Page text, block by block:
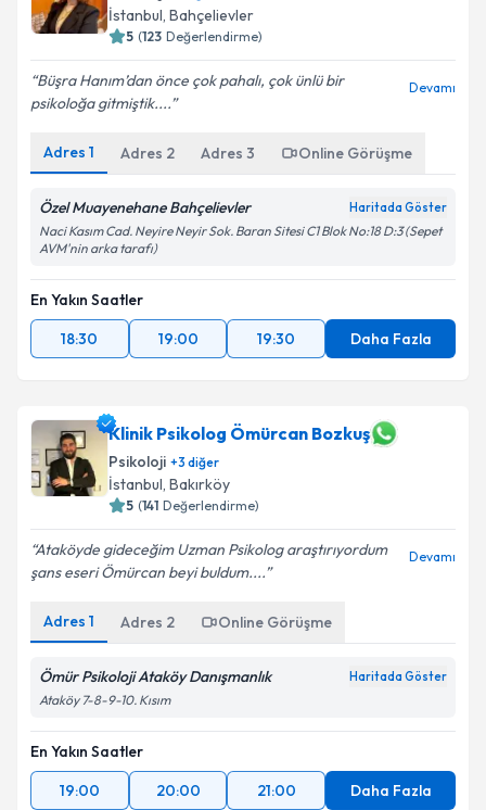
İstanbul, Bahçelievler
5 (123 Değerlendirme)
Büşra Hanım’dan önce çok pahalı, çok ünlü bir
psikoloğa gitmiştik....
Devamı
Adres 1 Adres 2 Adres 3 Online Görüşme
Özel Muayenehane Bahçelievler Haritada Göster
Naci Kasım Cad. Neyire Neyir Sok. Baran Sitesi C1 Blok No:18 D:3 (Sepet
AVM'nin arka tarafı)
En Yakın Saatler
18:30
19:00 19:30 Daha Fazla
Klinik Psikolog Ömürcan Bozkuş
Psikoloji +3 diğer
İstanbul, Bakırköy
5 (141 Değerlendirme)
Ataköyde gideceğim Uzman Psikolog araştırıyordum
şans eseri Ömürcan beyi buldum....
Devamı
Adres 1 Adres 2 Online Görüşme
Ömür Psikoloji Ataköy Danışmanlık Haritada Göster
Ataköy 7-8-9-10. Kısım
En Yakın Saatler
19:00
20:00 21:00 Daha Fazla